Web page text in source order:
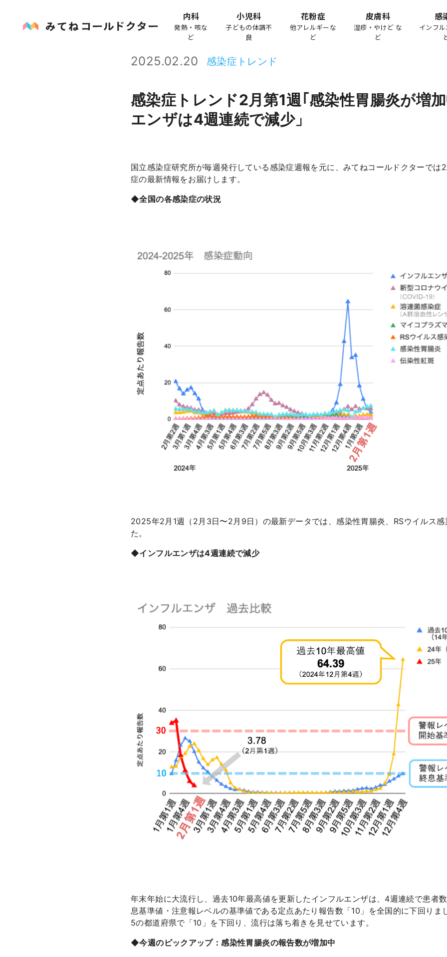
内科
発熱・咳な
ど
小児科
子どもの体調不
良
花粉症
他アレルギーな
ど
皮膚科
湿疹・やけど な
ど
感
インフ
2025.02.20 感染症トレンド
感染症トレンド2月第1週｢感染性胃腸炎が増
エンザは4週連続で減少」
国立感染症研究所が毎週発行している感染症週報を元に、みてねコールドクターでは
症の最新情報をお届けします。
◆全国の各感染症の状況
2025年2月1週（2月3日〜2月9日）の最新データでは、感染性胃腸炎、RSウイルス感
た。
◆インフルエンザは4週連続で減少
年末年始に大流行し、過去10年最高値を更新したインフルエンザは、4週連続で患者
息基準値・注意報レベルの基準値である定点あたり報告数「10」を全国的に下回りま
5の都道府県で「10」を下回り、流行は落ち着きを見せています。
◆今週のピックアップ：感染性胃腸炎の報告数が増加中